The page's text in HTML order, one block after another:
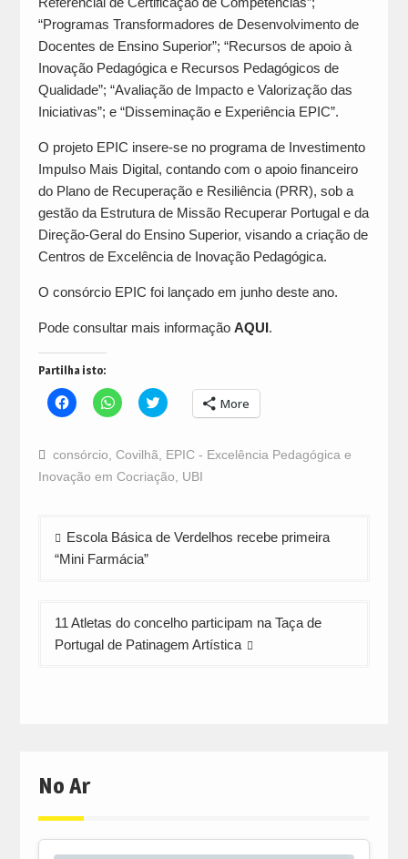
“Programas Transformadores de Desenvolvimento de
Docentes de Ensino Superior”; “Recursos de apoio à
Inovação Pedagógica e Recursos Pedagógicos de
Qualidade”; “Avaliação de Impacto e Valorização das
Iniciativas”; e “Disseminação e Experiência EPIC”.
O projeto EPIC insere-se no programa de Investimento
Impulso Mais Digital, contando com o apoio financeiro
do Plano de Recuperação e Resiliência (PRR), sob a
gestão da Estrutura de Missão Recuperar Portugal e da
Direção-Geral do Ensino Superior, visando a criação de
Centros de Excelência de Inovação Pedagógica.
O consórcio EPIC foi lançado em junho deste ano.
Pode consultar mais informação AQUI.
Partilha isto:
Click
to
Facebook
(Opens
in
new
Click
to
WhatsApp
(Opens
in
new
Click
to
Twitter
(Opens
in
new
More
consórcio Covilhã
EPIC - Excelência Pedagógica e
Inovação em Cocriação
UBI
Navegação
de
Escola Básica de Verdelhos recebe primeira
“Mini Farmácia”
11 Atletas do concelho participam na Taça de
Portugal de Patinagem Artística
No Ar